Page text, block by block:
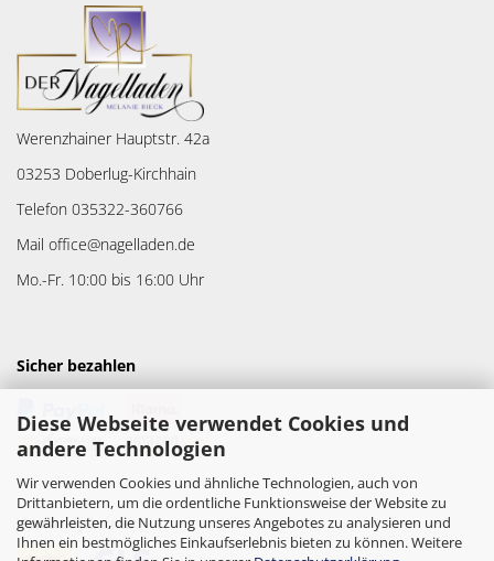
Diese Webseite verwendet Cookies und
andere Technologien
Wir verwenden Cookies und ähnliche Technologien, auch von
Drittanbietern, um die ordentliche Funktionsweise der Website zu
gewährleisten, die Nutzung unseres Angebotes zu analysieren und
Ihnen ein bestmögliches Einkaufserlebnis bieten zu können. Weitere
Werenzhainer Hauptstr. 42a
03253 Doberlug-Kirchhain
Telefon 035322-360766
Mail office@nagelladen.de
Mo.-Fr. 10:00 bis 16:00 Uhr
Sicher bezahlen
Versandpartner